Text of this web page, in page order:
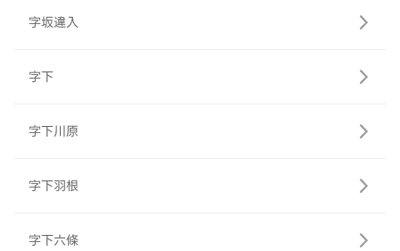
字坂違入
字下
字下川原
字下羽根
字下六條